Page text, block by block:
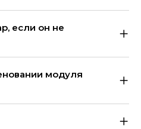
если он не
модуля